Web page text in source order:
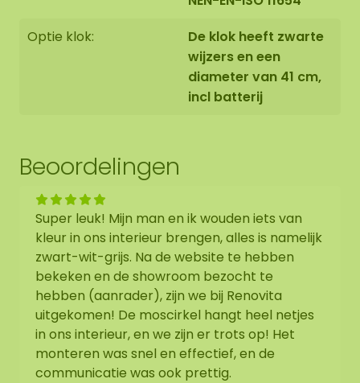
Optie klok:
De klok heeft zwarte
wijzers en een
diameter van 41 cm,
incl batterij
Beoordelingen
Super leuk! Mijn man en ik wouden iets van
kleur in ons interieur brengen, alles is namelijk
zwart-wit-grijs. Na de website te hebben
bekeken en de showroom bezocht te
hebben (aanrader), zijn we bij Renovita
uitgekomen! De moscirkel hangt heel netjes
in ons interieur, en we zijn er trots op! Het
monteren was snel en effectief, en de
communicatie was ook prettig.